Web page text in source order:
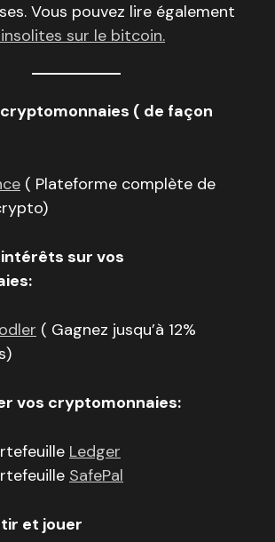
Vous pouvez lire également
sur le bitcoin.
( de façon
( Plateforme complète de
sur vos
( Gagnez jusqu’à 12%
vos cryptomonnaies:
Ledger
SafePal
et jouer